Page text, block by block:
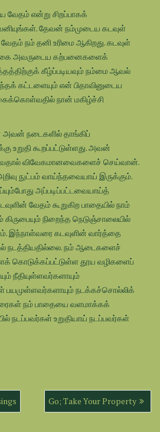
என்று சிறப்பாகக்
தேவன் நம்முடைய கடவுள்
நம் தனி உரிமை ஆகிறது. கடவுள்
அவருடைய கற்பனைகளைக்
கீழ்ப்படியவும் நம்மை ஆவல்
கட்டளையும் என் பிதாவினுடைய
நான் மகிழ்ச்சி
அவன் நடைகளில் தாங்கிப்
உறுதி கூறப்பட்டுள்ளது. அவன்
விவேகமானவைகளைச் செய்வான்.
நுட்பம் வாய்ந்தவையாய் இருக்கும்.
அப்படிப்பட்டவையாய்த்
வேதம் கூறுகிற பாதையில் நாம்
நிறைந்த நெடுஞ்சாலையில்
இந்நாள்வரை கடவுளின் வார்த்தை
நடத்தியதில்லை. நம் ஆடைகளைச்
கொடுக்கப்பட்டுள்ள தூய வழிகளைப்
நீதியுள்ளவர்களாயும்
பயமுள்ளவர்களாயும் நடக்கச்சொல்லிக்
நம் பாதையை வளமாக்கக்
நடப்பவர்கள் உறுதியாய் நடப்பவர்கள்
Go; Take Your Property